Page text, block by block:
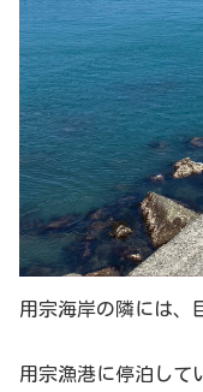
用宗海岸の隣には、
用宗漁港に停泊して